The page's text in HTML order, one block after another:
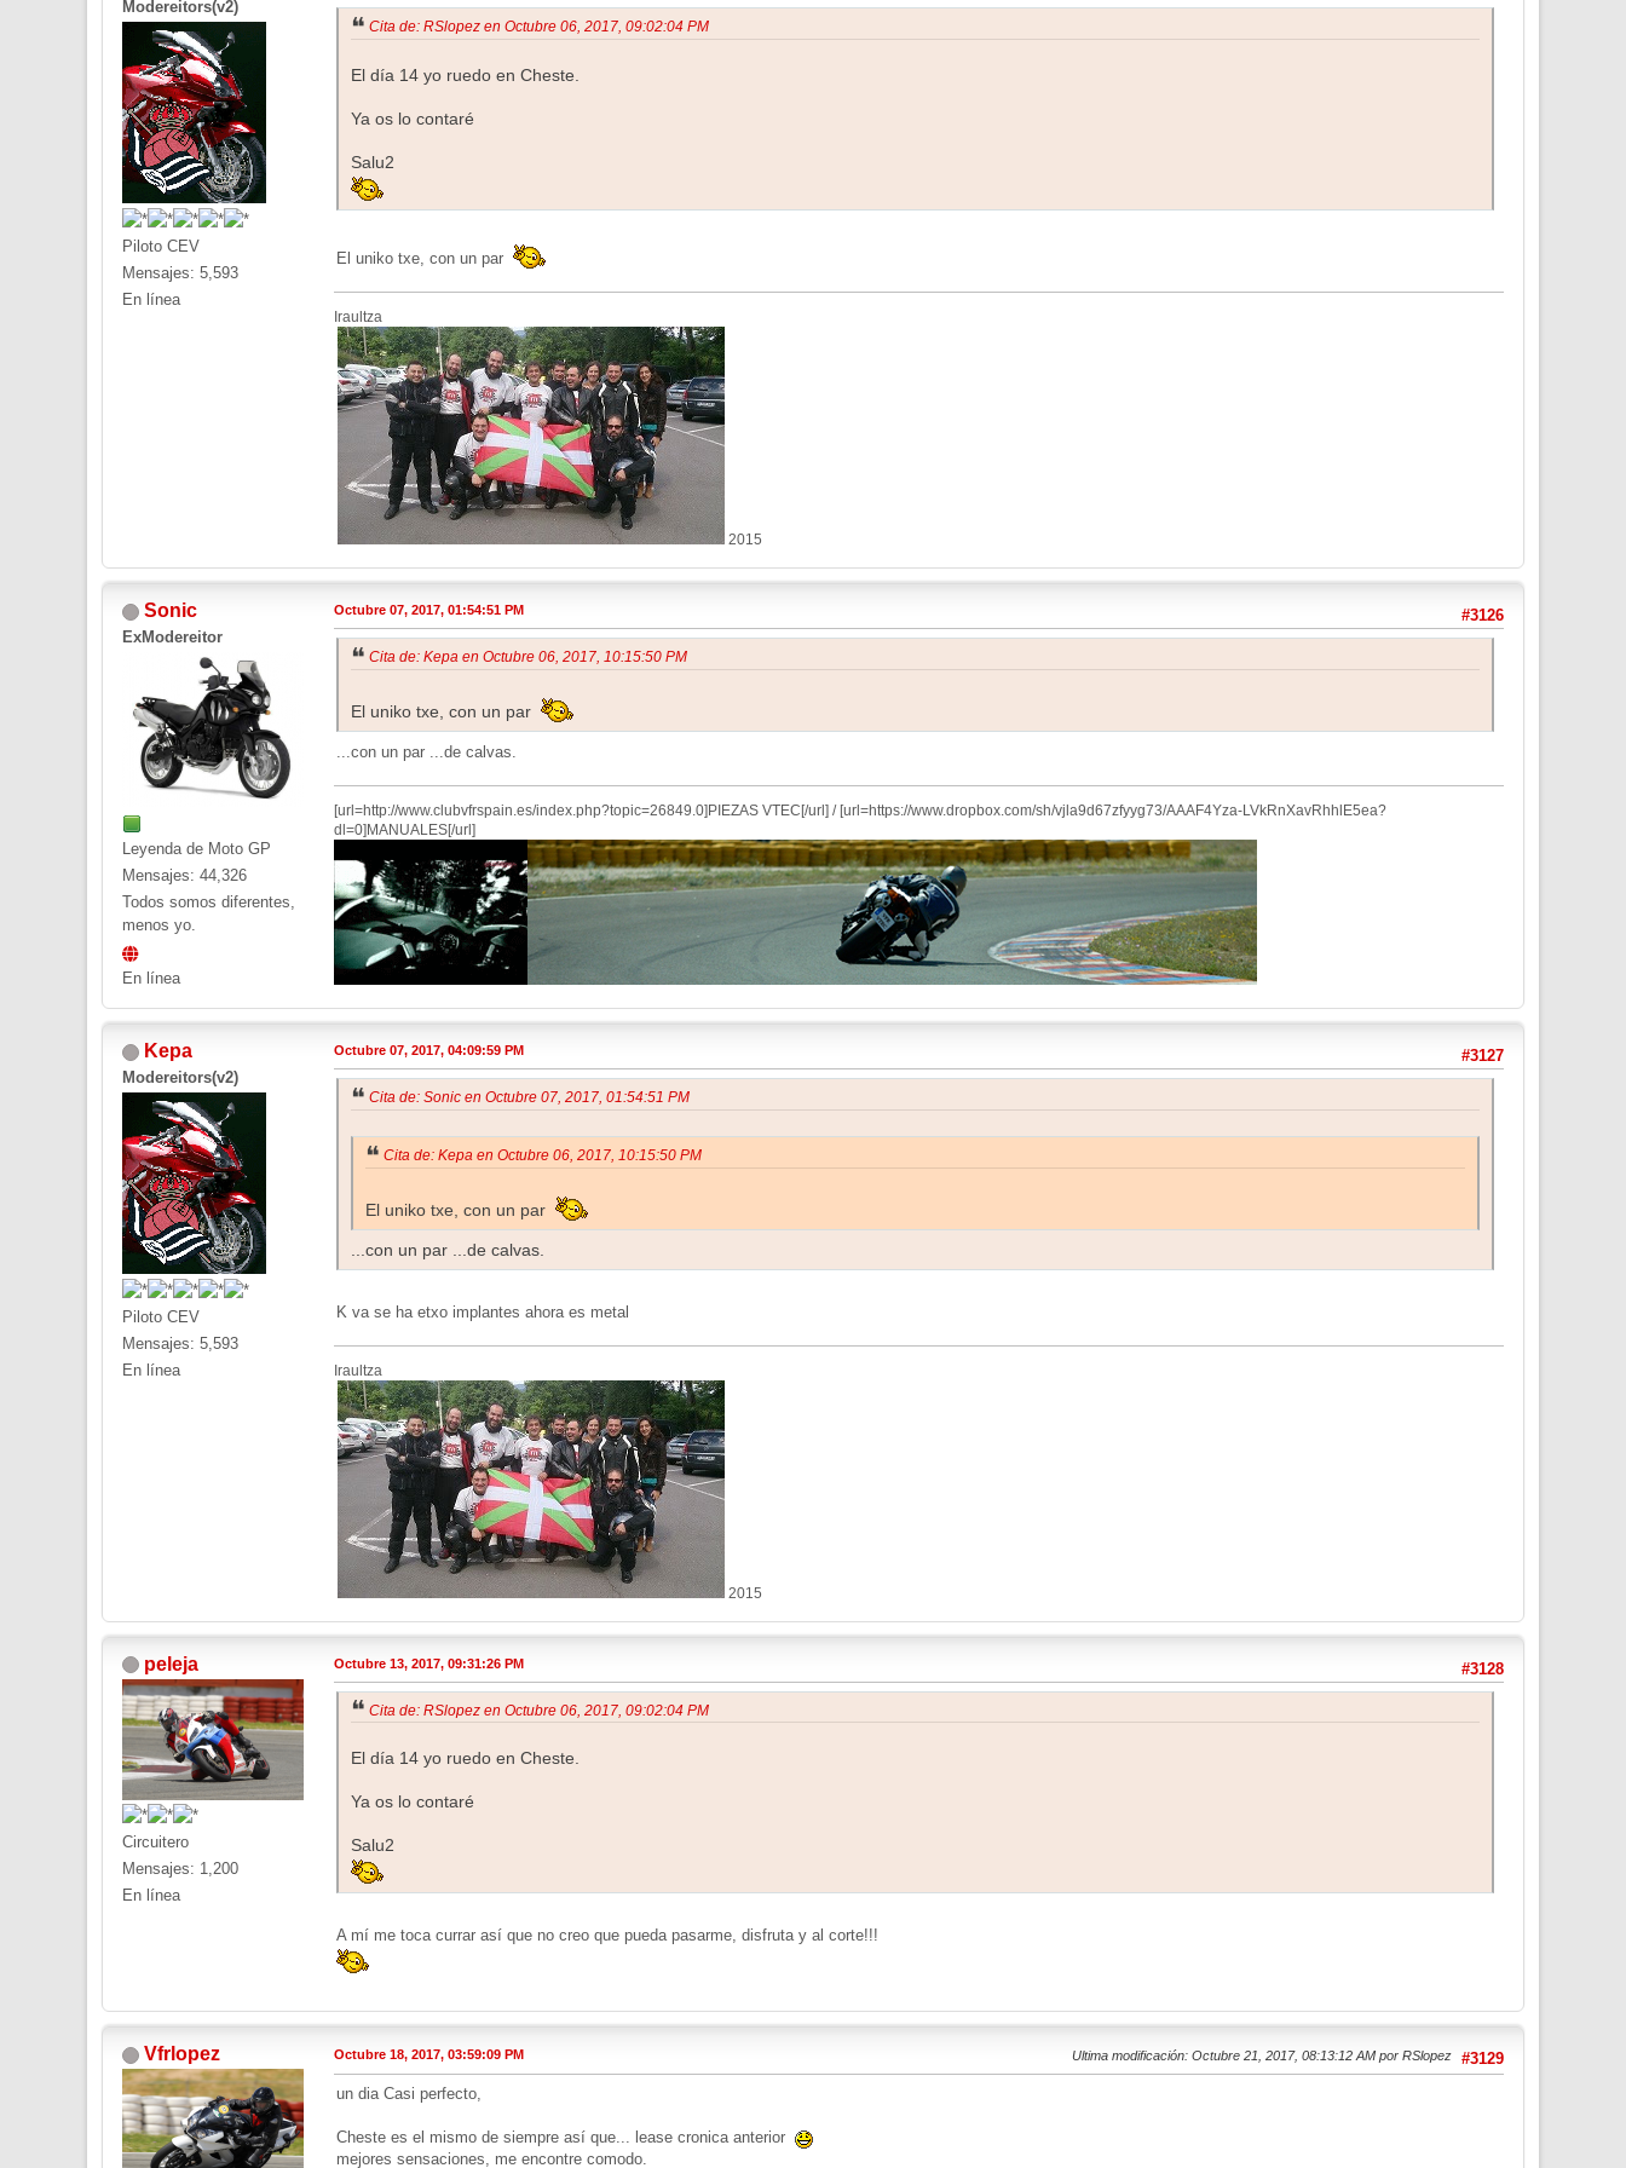
Modereitors(v2)
Piloto CEV
Mensajes: 5,593
En línea
Cita de: RSlopez en Octubre 06, 2017, 09:02:04 PM
El día 14 yo ruedo en Cheste.
Ya os lo contaré
Salu2
El uniko txe, con un par
Iraultza
2015
Sonic
ExModereitor
Leyenda de Moto GP
Mensajes: 44,326
Todos somos diferentes,
menos yo.
En línea
#3126
Octubre 07, 2017, 01:54:51 PM
Cita de: Kepa en Octubre 06, 2017, 10:15:50 PM
El uniko txe, con un par
...con un par ...de calvas.
[url=http://www.clubvfrspain.es/index.php?topic=26849.0]PIEZAS VTEC[/url] / [url=https://www.dropbox.com/sh/vjla9d67zfyyg73/AAAF4Yza-LVkRnXavRhhlE5ea?
dl=0]MANUALES[/url]
Kepa
Modereitors(v2)
Piloto CEV
Mensajes: 5,593
En línea
#3127
Octubre 07, 2017, 04:09:59 PM
Cita de: Sonic en Octubre 07, 2017, 01:54:51 PM
Cita de: Kepa en Octubre 06, 2017, 10:15:50 PM
El uniko txe, con un par
...con un par ...de calvas.
K va se ha etxo implantes ahora es metal
Iraultza
2015
peleja
Circuitero
Mensajes: 1,200
En línea
#3128
Octubre 13, 2017, 09:31:26 PM
Cita de: RSlopez en Octubre 06, 2017, 09:02:04 PM
El día 14 yo ruedo en Cheste.
Ya os lo contaré
Salu2
A mí me toca currar así que no creo que pueda pasarme, disfruta y al corte!!!
Vfrlopez #3129
Octubre 18, 2017, 03:59:09 PM Ultima modificación: Octubre 21, 2017, 08:13:12 AM por RSlopez
un dia Casi perfecto,
Cheste es el mismo de siempre así que... lease cronica anterior
mejores sensaciones, me encontre comodo.